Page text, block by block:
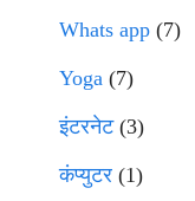
Whats app (7)
Yoga (7)
इंटरनेट(3)
कंप्युटर (1)